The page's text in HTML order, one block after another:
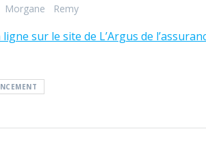
Morgane Remy
ligne sur le site de L’Argus de